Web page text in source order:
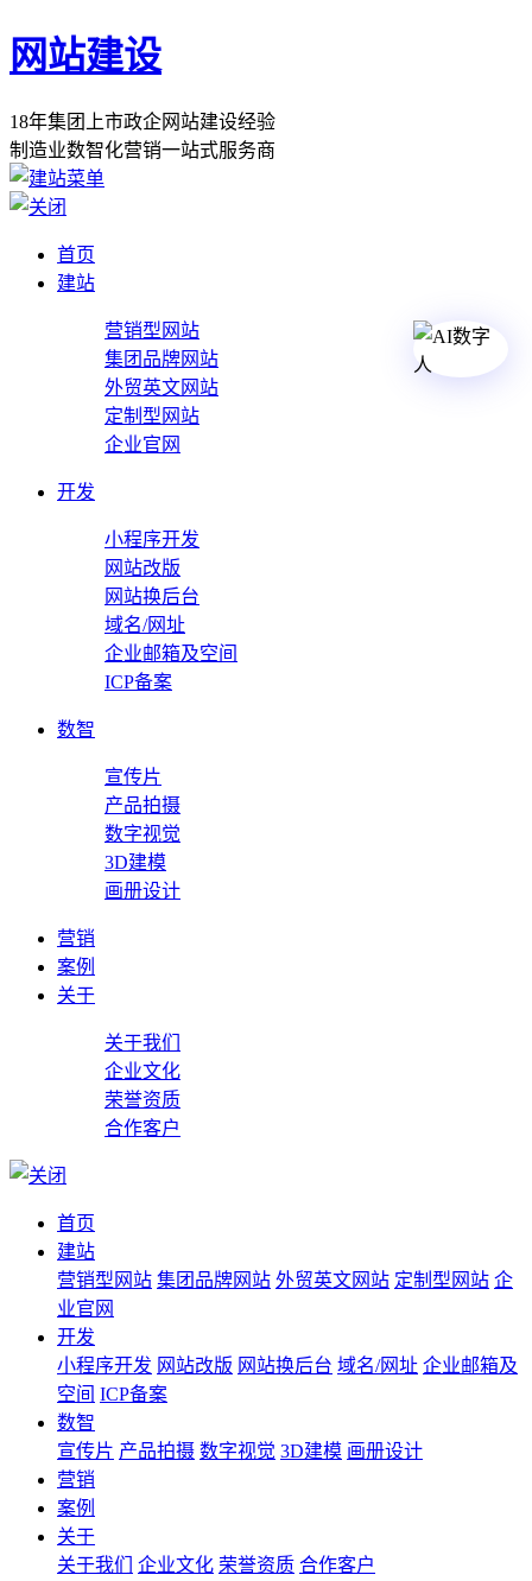
网站建设
18年集团 上市政企网 站建设经验
制 造业数智化营销一站式服务商
首页
建站
营销型网站
集团品牌网站
外贸英文网站
定制型网站
企业官网
开发
小程序开发
网站改版
网站换后台
域名/网址
企业邮箱及空间
ICP备案
数智
宣传片
产品拍摄
数字视觉
3D建模
画册设计
营销
案例
关于
关于我们
企业文化
荣誉资质
合作客户
首页
建站
营销型网站 集团品牌网站 外贸英文网站 定制型网站 企
业官网
开发
小程序开发 网站改版 网站换后台 域名/网址 企业邮箱及
空间 ICP备案
数智
宣传片 产品拍摄 数字视觉 3D建模 画册设计
营销
案例
关于
关于我们
企业文化 荣誉资质 合作客户